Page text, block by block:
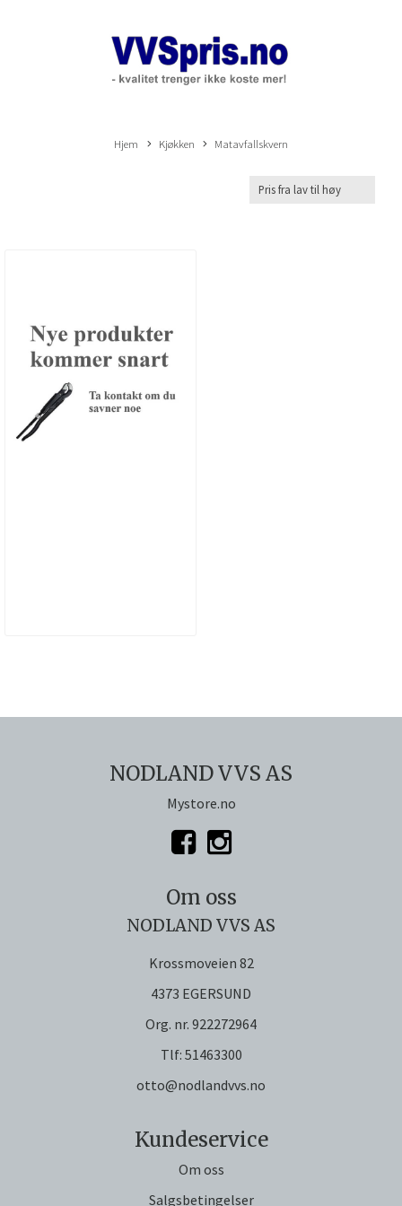
Hjem Kjøkken Matavfallskvern
NODLAND VVS AS
Mystore.no
Om oss
NODLAND VVS AS
Krossmoveien 82
4373 EGERSUND
Org. nr. 922272964
Tlf: 51463300
otto@nodlandvvs.no
Kundeservice
Om oss
Salgsbetingelser